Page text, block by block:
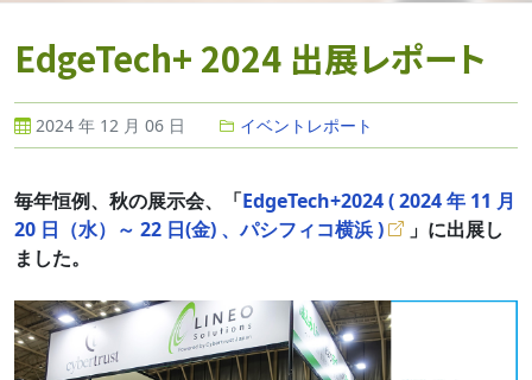
EdgeTech+ 2024 出展レポート
2024 年 12 月 06 日 イベントレポート
毎年恒例、秋の展示会、「EdgeTech+2024 ( 2024 年 11 月
20 日（水）～ 22 日(金) 、パシフィコ横浜 )
」に出展し
ました。